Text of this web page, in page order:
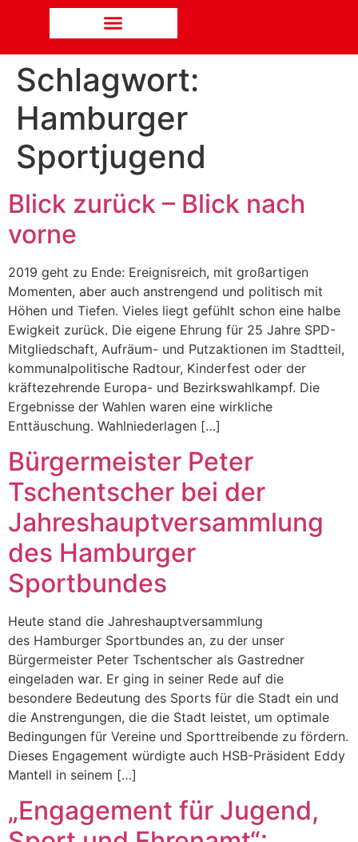
Schlagwort:
Hamburger
Sportjugend
Blick zurück – Blick nach
vorne
2019 geht zu Ende: Ereignisreich, mit großartigen
Momenten, aber auch anstrengend und politisch mit
Höhen und Tiefen. Vieles liegt gefühlt schon eine halbe
Ewigkeit zurück. Die eigene Ehrung für 25 Jahre SPD-
Mitgliedschaft, Aufräum- und Putzaktionen im Stadtteil,
kommunalpolitische Radtour, Kinderfest oder der
kräftezehrende Europa- und Bezirkswahlkampf. Die
Ergebnisse der Wahlen waren eine wirkliche
Enttäuschung. Wahlniederlagen […]
Bürgermeister Peter
Tschentscher bei der
Jahreshauptversammlung
des Hamburger
Sportbundes
Heute stand die Jahreshauptversammlung
des Hamburger Sportbundes an, zu der unser
Bürgermeister Peter Tschentscher als Gastredner
eingeladen war. Er ging in seiner Rede auf die
besondere Bedeutung des Sports für die Stadt ein und
die Anstrengungen, die die Stadt leistet, um optimale
Bedingungen für Vereine und Sporttreibende zu fördern.
Dieses Engagement würdigte auch HSB-Präsident Eddy
Mantell in seinem […]
„Engagement für Jugend,